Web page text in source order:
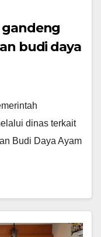
gandeng
budi daya
dinas terkait
Budi Daya Ayam